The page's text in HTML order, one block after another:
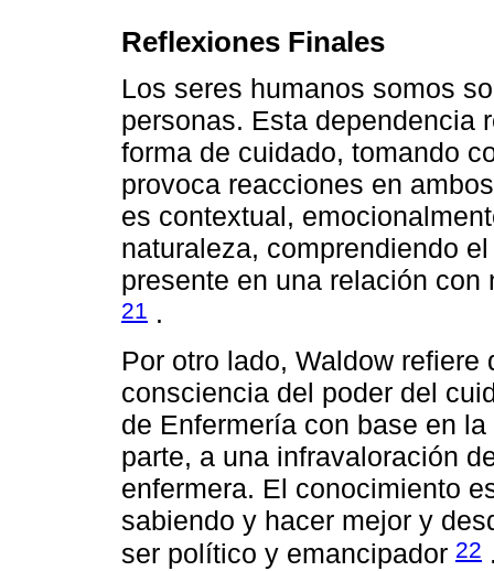
Reflexiones Finales
Los seres humanos somos
personas. Esta dependencia
forma de cuidado, tomando
provoca reacciones en
es contextual,
naturaleza, comprendiendo
presente en una relación
21 .
Por otro lado, Waldow
consciencia del poder del
de Enfermería con base en
parte, a una infravaloración
enfermera. El conocimiento
sabiendo y hacer mejor y
ser político y emancipador 22